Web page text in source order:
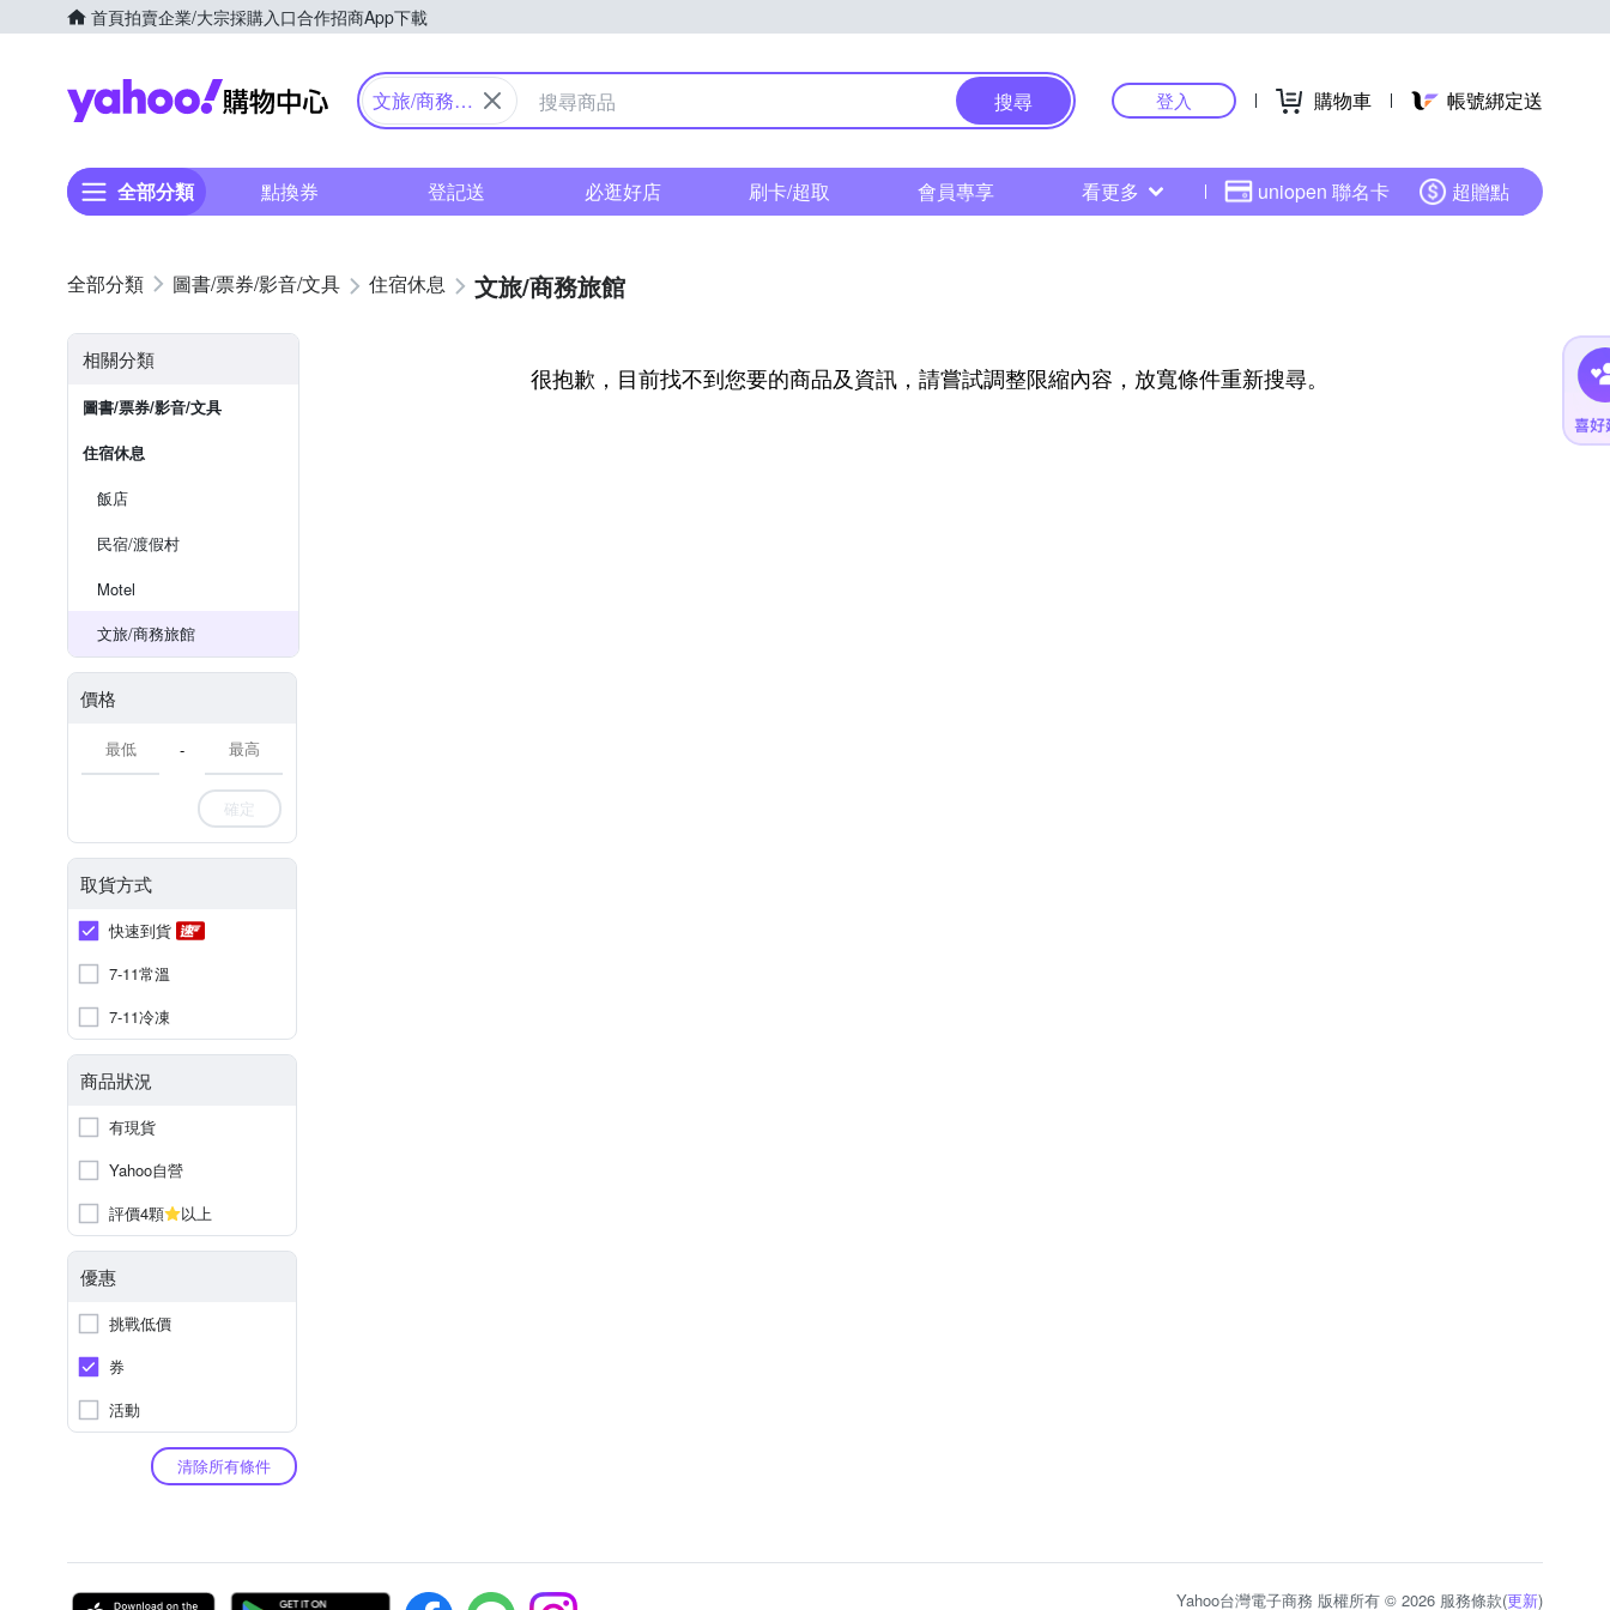
首頁拍賣企業/大宗採購入口合作招商App下載
Yahoo購物中心
文旅/商務旅
搜尋 登入 購物車 帳號綁定送
全部分類 點換券 登記送 必逛好店 刷卡/超取 會員專享 看更多 uniopen 聯名卡 超贈點
圖書/票券/影音/文具 住宿休息 文旅/商務旅館
相關分類
圖書/票券/影音/文具
住宿休息
飯店
民宿/渡假村
Motel
文旅/商務旅館
價格
-
確定
取貨方式
快速到貨
7-11常溫
7-11冷凍
商品狀況
有現貨
Yahoo自營
評價4顆
以上
優惠
挑戰低價
券
活動
清除所有條件
很抱歉，目前找不到您要的商品及資訊，請嘗試調整限縮內容，放寬條件重新搜尋。
Yahoo台灣電子商務 版權所有 © 2026 服務條款(更新)